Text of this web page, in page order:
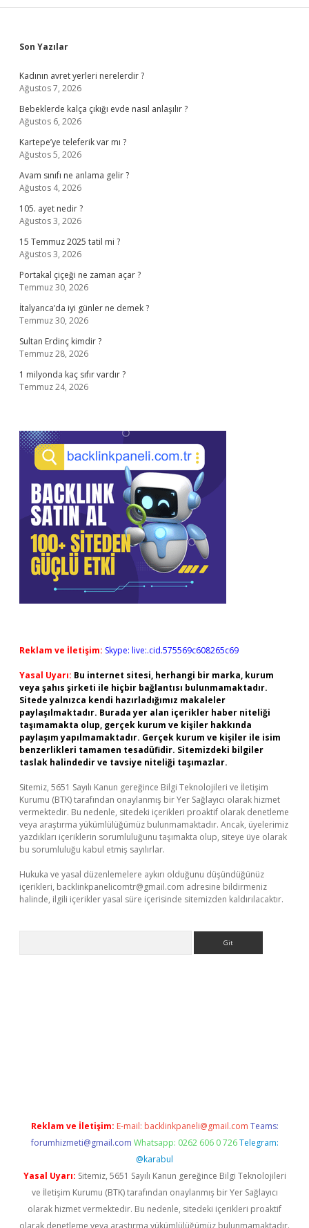
Sidebar
Son Yazılar
Kadının avret yerleri nerelerdir ?
Ağustos 7, 2026
Bebeklerde kalça çıkığı evde nasıl anlaşılır ?
Ağustos 6, 2026
Kartepe’ye teleferik var mı ?
Ağustos 5, 2026
Avam sınıfı ne anlama gelir ?
Ağustos 4, 2026
105. ayet nedir ?
Ağustos 3, 2026
15 Temmuz 2025 tatil mi ?
Ağustos 3, 2026
Portakal çiçeği ne zaman açar ?
Temmuz 30, 2026
İtalyanca’da iyi günler ne demek ?
Temmuz 30, 2026
Sultan Erdinç kimdir ?
Temmuz 28, 2026
1 milyonda kaç sıfır vardır ?
Temmuz 24, 2026
Reklam ve İletişim: Skype: live:.cid.575569c608265c69
Yasal Uyarı: Bu internet sitesi, herhangi bir marka, kurum
veya şahıs şirketi ile hiçbir bağlantısı bulunmamaktadır.
Sitede yalnızca kendi hazırladığımız makaleler
paylaşılmaktadır. Burada yer alan içerikler haber niteliği
taşımamakta olup, gerçek kurum ve kişiler hakkında
paylaşım yapılmamaktadır. Gerçek kurum ve kişiler ile isim
benzerlikleri tamamen tesadüfidir. Sitemizdeki bilgiler
taslak halindedir ve tavsiye niteliği taşımazlar.
Sitemiz, 5651 Sayılı Kanun gereğince Bilgi Teknolojileri ve İletişim
Kurumu (BTK) tarafından onaylanmış bir Yer Sağlayıcı olarak hizmet
vermektedir. Bu nedenle, sitedeki içerikleri proaktif olarak denetleme
veya araştırma yükümlülüğümüz bulunmamaktadır. Ancak, üyelerimiz
yazdıkları içeriklerin sorumluluğunu taşımakta olup, siteye üye olarak
bu sorumluluğu kabul etmiş sayılırlar.
Hukuka ve yasal düzenlemelere aykırı olduğunu düşündüğünüz
içerikleri, backlinkpanelicomtr@gmail.com adresine bildirmeniz
halinde, ilgili içerikler yasal süre içerisinde sitemizden kaldırılacaktır.
Reklam ve İletişim: E-mail: backlinkpaneli@gmail.com Teams:
forumhizmeti@gmail.com Whatsapp: 0262 606 0 726 Telegram:
@karabul
Yasal Uyarı: Sitemiz, 5651 Sayılı Kanun gereğince Bilgi Teknolojileri
ve İletişim Kurumu (BTK) tarafından onaylanmış bir Yer Sağlayıcı
olarak hizmet vermektedir. Bu nedenle, sitedeki içerikleri proaktif
olarak denetleme veya araştırma yükümlülüğümüz bulunmamaktadır.